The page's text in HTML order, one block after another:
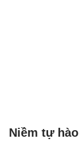
Niềm tự